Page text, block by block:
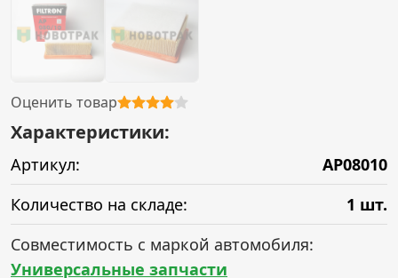
Оценить товар
Характеристики:
Артикул:
AP08010
Количество на складе:
1 шт.
Совместимость с маркой автомобиля:
Универсальные запчасти